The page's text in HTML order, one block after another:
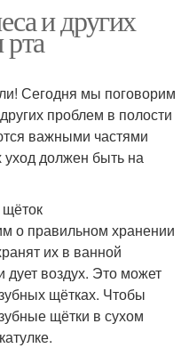
и других
Сегодня мы поговорим
проблем в полости
важными частями
уход должен быть на
о правильном хранении
их в ванной
дует воздух. Это может
щётках. Чтобы
щётки в сухом